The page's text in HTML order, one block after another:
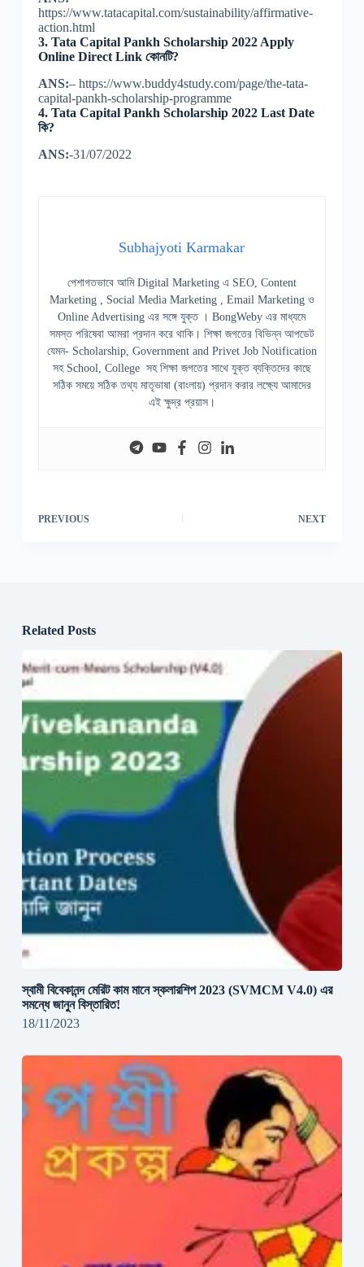
https://www.tatacapital.com/sustainability/affirmative-
action.html
3. Tata Capital Pankh Scholarship 2022 Apply
Online Direct Link কোনটি?
ANS:– https://www.buddy4study.com/page/the-tata-
capital-pankh-scholarship-programme
4. Tata Capital Pankh Scholarship 2022 Last Date
কি?
ANS:-31/07/2022
Subhajyoti Karmakar
পেশাগতভাবে আমি Digital Marketing এ SEO, Content
Marketing , Social Media Marketing , Email Marketing ও
Online Advertising এর সঙ্গে যুক্ত । BongWeby এর মাধ্যমে
সমস্ত পরিষেবা আমরা প্রদান করে থাকি। শিক্ষা জগতের বিভিন্ন আপডেট
যেমন- Scholarship, Government and Privet Job Notification
সহ School, College সহ শিক্ষা জগতের সাথে যুক্ত ব্যক্তিদের কাছে
সঠিক সময়ে সঠিক তথ্য মাতৃভাষা (বাংলায়) প্রদান করার লক্ষ্যে আমাদের
এই ক্ষুদ্র প্রয়াস।
PREVIOUS NEXT
Related Posts
স্বামী বিবেকানন্দ মেরিট কাম মানে স্কলারশিপ 2023 (SVMCM V4.0) এর
সমন্ধে জানুন বিস্তারিত!
18/11/2023